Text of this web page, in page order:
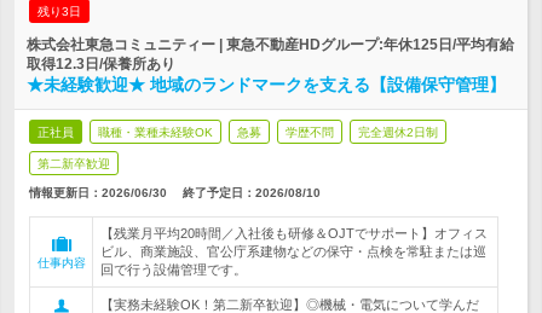
残り3日
株式会社東急コミュニティー | 東急不動産HDグループ:年休125日/平均有給
取得12.3日/保養所あり
★未経験歓迎★ 地域のランドマークを支える【設備保守管理】
正社員 職種・業種未経験OK 急募 学歴不問 完全週休2日制
第二新卒歓迎
情報更新日：2026/06/30 終了予定日： 2026/08/10
仕事内容
【残業月平均20時間／入社後も研修＆OJTでサポート】オフィス
ビル、商業施設、官公庁系建物などの保守・点検を常駐または巡
回で行う設備管理です。
【実務未経験OK！第二新卒歓迎】◎機械・電気について学んだ